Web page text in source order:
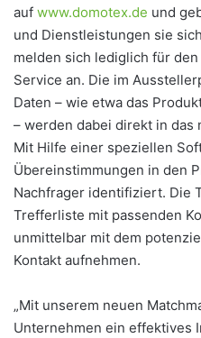
auf www.domotex.de und
und Dienstleistungen sie
melden sich lediglich für den
Service an. Die im
Daten – wie etwa das
– werden dabei direkt in das
Mit Hilfe einer speziellen
Übereinstimmungen in den
Nachfrager identifiziert. Die
Trefferliste mit passenden
unmittelbar mit dem
Kontakt aufnehmen.
„Mit unserem neuen
Unternehmen ein effektives